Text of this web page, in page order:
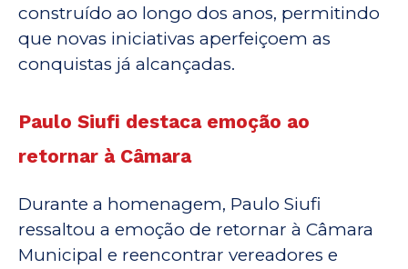
construído ao longo dos anos, permitindo
que novas iniciativas aperfeiçoem as
conquistas já alcançadas.
Paulo Siufi destaca emoção ao
retornar à Câmara
Durante a homenagem, Paulo Siufi
ressaltou a emoção de retornar à Câmara
Municipal e reencontrar vereadores e